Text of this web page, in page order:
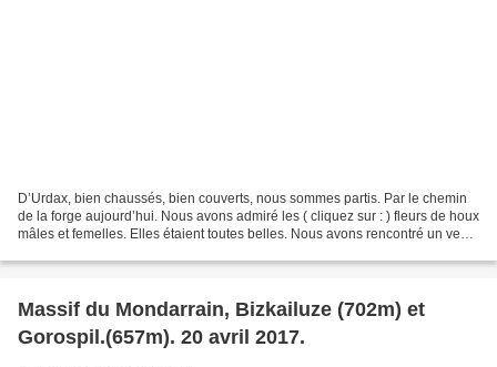
D’Urdax, bien chaussés, bien couverts, nous sommes partis. Par le chemin
de la forge aujourd’hui. Nous avons admiré les ( cliquez sur : ) fleurs de houx
mâles et femelles. Elles étaient toutes belles. Nous avons rencontré un veau
Massif du Mondarrain, Bizkailuze (702m) et
Gorospil.(657m). 20 avril 2017.